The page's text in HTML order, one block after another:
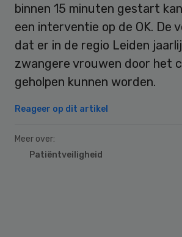
binnen 15 minuten gestart
een interventie op de OK. De
dat er in de regio Leiden
zwangere vrouwen door het
geholpen kunnen worden.
Reageer op dit artikel
Meer over:
Patiëntveiligheid